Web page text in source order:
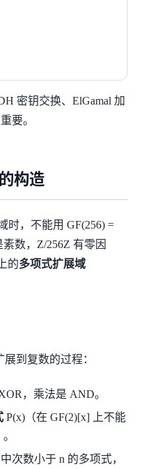
密钥交换、ElGamal 加
要。
构造
时，不能用 GF(256) =
数，Z/256Z 有零因
的多项式扩展域
到复数的过程：
，乘法是 AND。
P(x)（在 GF(2)[x] 上不能
次数小于 n 的多项式，